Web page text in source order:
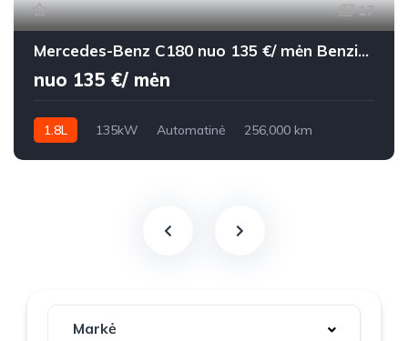
17
Mercedes-Benz C180 nuo 135 €/ mėn Benzinas 2007m. Sedanas Automatinė
nuo 135 €/ mėn
1.8L 135kW Automatinė
256,000 km